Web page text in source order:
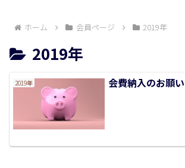
ホーム 会員ページ 2019年
2019年
2019年 会費納入のお願